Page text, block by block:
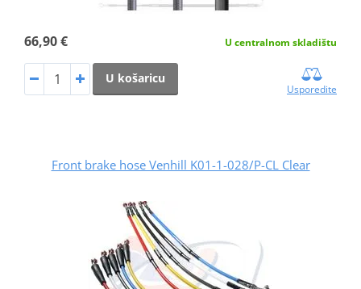
66,90 € U centralnom skladištu
U košaricu
Usporedite
Front brake hose Venhill K01-1-028/P-CL Clear